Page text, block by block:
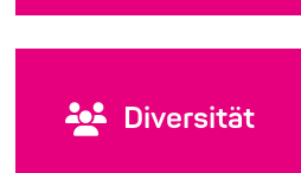
Diversität